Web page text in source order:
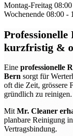
Montag-Freitag
Wochenende 08:00 -
kurzfristig &
Eine professionelle
Bern sorgt für
oft die Zeit, grössere
gründlich zu reinigen.
Mit Mr. Cleaner
planbare Reinigung
Vertragsbindung.